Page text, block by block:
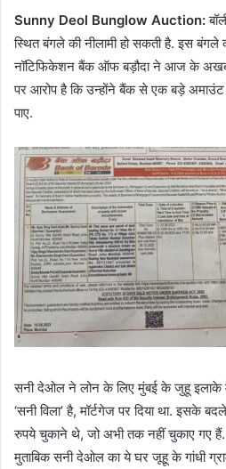
Sunny Deol Bunglow Auction:
स्थित बंगले की नीलामी हो सकती है. इस बंगले
नॉटिफिकेशन बैंक ऑफ बड़ौदा ने आज के
पर आरोप है कि उन्होंने बैंक से एक बड़े अमाउंट
पाए.
सनी देओल ने लोन के लिए मुंबई के जुहू इलाके
‘सनी विला’ है, मॉर्टगेज पर दिया था. इसके
रुपये चुकाने थे, जो अभी तक नहीं चुकाए गए
मुताबिक सनी देओल का ये घर जूहू के गांधी